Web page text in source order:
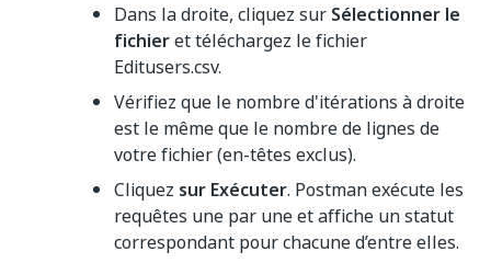
Dans la droite, cliquez sur Sélectionner le
fichieret téléchargez le fichier
Editusers.csv.
Vérifiez que le nombre d'itérations à droite
est le même que le nombre de lignes de
votre fichier (en-têtes exclus).
Cliquez sur Exécuter. Postman exécute les
requêtes une par une et affiche un statut
correspondant pour chacune d’entre elles.